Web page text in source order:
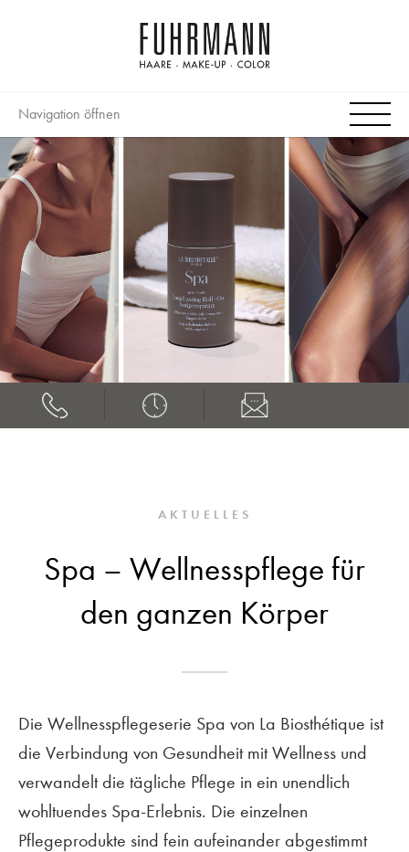
Navigation öffnen
AKTUELLES
Spa – Wellnesspflege für
den ganzen Körper
Die Wellnesspflegeserie Spa von La Biosthétique ist
die Verbindung von Gesundheit mit Wellness und
verwandelt die tägliche Pflege in ein unendlich
wohltuendes Spa-Erlebnis. Die einzelnen
Pflegeprodukte sind fein aufeinander abgestimmt